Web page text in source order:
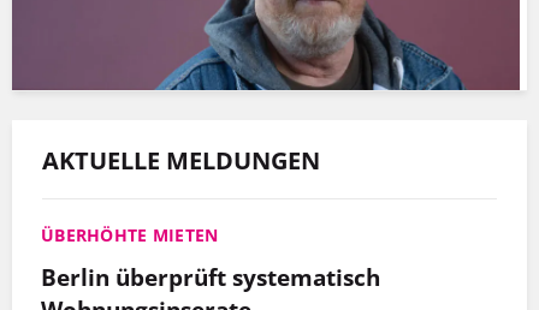
AKTUELLE MELDUNGEN
ÜBERHÖHTE MIETEN
Berlin überprüft systematisch